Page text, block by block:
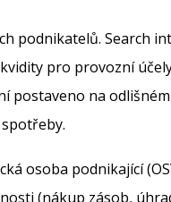
podnikatelů. Search
pro provozní
postaveno na
osoba podnikající
(nákup zásob,